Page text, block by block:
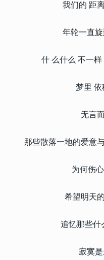
我们的 距
年轮一直
什 么什么 不一样
梦里 依
无言
那些散落一地的爱意
为何伤
希望明天
追忆那些什
寂寞